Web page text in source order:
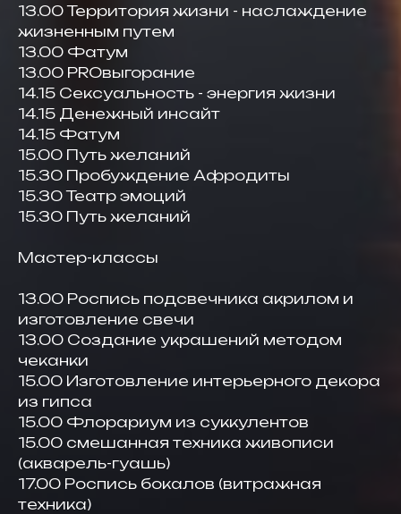
13.00 Территория жизни - наслаждение
жизненным путем
13.00 Фатум
13.00 PROвыгорание
14.15 Сексуальность - энергия жизни
14.15 Денежный инсайт
14.15 Фатум
15.00 Путь желаний
15.30 Пробуждение Афродиты
15.30 Театр эмоций
15.30 Путь желаний
Мастер-классы
13.00 Роспись подсвечника акрилом и
изготовление свечи
13.00 Создание украшений методом
чеканки
15.00 Изготовление интерьерного декора
из гипса
15.00 Флорариум из суккулентов
15.00 смешанная техника живописи
(акварель-гуашь)
17.00 Роспись бокалов (витражная
техника)